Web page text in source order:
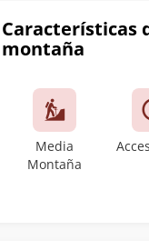
cumbre
Características
montaña
Media
Montaña